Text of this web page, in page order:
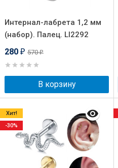
Интернал-лабрета 1,2 мм
(набор). Палец. LI2292
280 ₽ 570₽
В корзину
Хит!
-30%